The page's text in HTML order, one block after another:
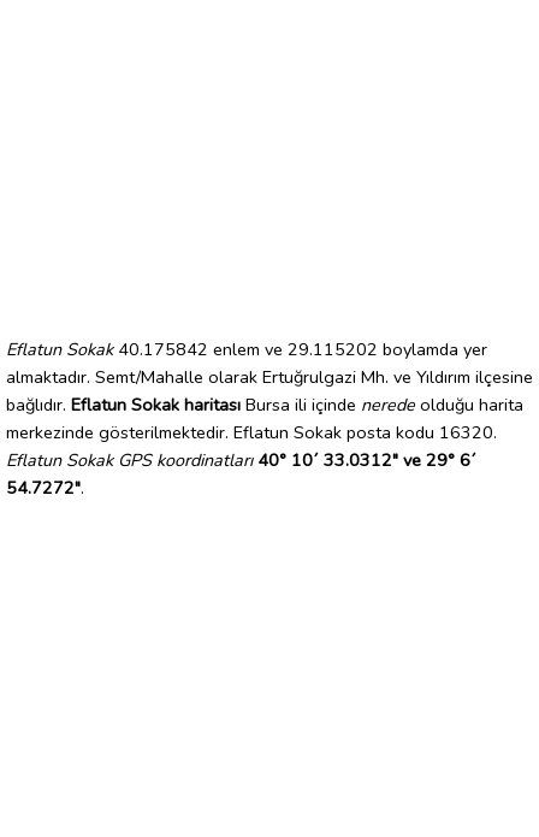
Eflatun Sokak40.175842 enlem ve 29.115202 boylamda yer
almaktadır. Semt/Mahalle olarak Ertuğrulgazi Mh. ve Yıldırım ilçesine
bağlıdır. Eflatun Sokak haritası Bursa ili içinde nerede olduğu harita
merkezinde gösterilmektedir. Eflatun Sokak posta kodu 16320.
Eflatun Sokak GPS koordinatları 40° 10´ 33.0312" ve 29° 6´
54.7272".